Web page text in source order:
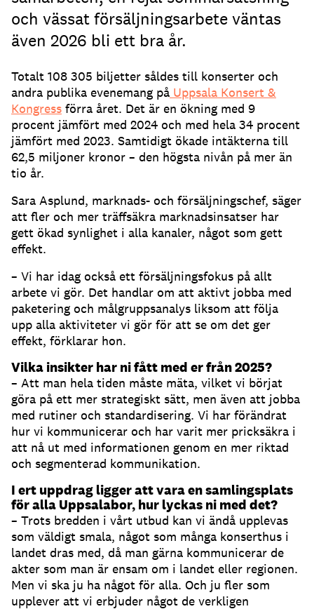
och vässat försäljningsarbete väntas
även 2026 bli ett bra år.
Totalt 108 305 biljetter såldes till konserter och
andra publika evenemang på Uppsala Konsert &
Kongress förra året. Det är en ökning med 9
procent jämfört med 2024 och med hela 34 procent
jämfört med 2023. Samtidigt ökade intäkterna till
62,5 miljoner kronor – den högsta nivån på mer än
tio år.
Sara Asplund, marknads- och försäljningschef, säger
att fler och mer träffsäkra marknadsinsatser har
gett ökad synlighet i alla kanaler, något som gett
effekt.
– Vi har idag också ett försäljningsfokus på allt
arbete vi gör. Det handlar om att aktivt jobba med
paketering och målgruppsanalys liksom att följa
upp alla aktiviteter vi gör för att se om det ger
effekt, förklarar hon.
Vilka insikter har ni fått med er från 2025?
– Att man hela tiden måste mäta, vilket vi börjat
göra på ett mer strategiskt sätt, men även att jobba
med rutiner och standardisering. Vi har förändrat
hur vi kommunicerar och har varit mer pricksäkra i
att nå ut med informationen genom en mer riktad
och segmenterad kommunikation.
I ert uppdrag ligger att vara en samlingsplats
för alla Uppsalabor, hur lyckas ni med det?
– Trots bredden i vårt utbud kan vi ändå upplevas
som väldigt smala, något som många konserthus i
landet dras med, då man gärna kommunicerar de
akter som man är ensam om i landet eller regionen.
Men vi ska ju ha något för alla. Och ju fler som
upplever att vi erbjuder något de verkligen